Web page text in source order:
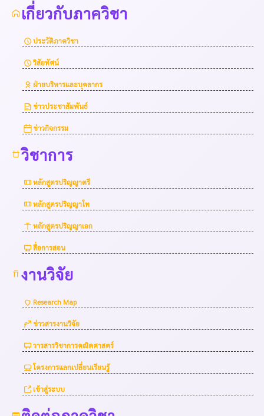
เกี่ยวกับภาควิชา
ประวัติภาควิชา
วิสัยทัศน์
ฝ่ายบริหารและบุคลากร
ข่าวประชาสัมพันธ์
ข่าวกิจกรรม
วิชาการ
หลักสูตรปริญญาตรี
หลักสูตรปริญญาโท
หลักสูตรปริญญาเอก
สื่อการสอน
งานวิจัย
Research Map
ข่าวสารงานวิจัย
วารสารวิชาการคณิตศาสตร์
โครงการแลกเปลี่ยนเรียนรู้
เข้าสู่ระบบ